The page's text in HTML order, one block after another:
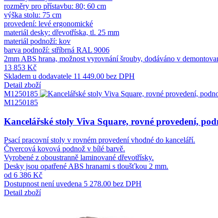
rozměry pro přístavbu: 80; 60 cm
výška stolu: 75 cm
provedení: levé ergonomické
materiál desky: dřevotříska, tl. 25 mm
materiál podnoží: kov
barva podnoží: stříbrná RAL 9006
2mm ABS hrana, možnost vyrovnání šrouby, dodáváno v
13 853 Kč
Skladem u dodavatele 11 449.00 bez DPH
Detail zboží
M1250185
M1250185
Kancelářské stoly Viva Square, rovné provedení,
Psací pracovní stoly v rovném provedení vhodné do kanceláří.
Čtvercová kovová podnož v bílé barvě.
Vyrobené z oboustranně laminované dřevotřísky.
Desky jsou opatřené ABS hranami s tloušťkou 2 mm.
od 6 386 Kč
Dostupnost není uvedena 5 278.00 bez DPH
Detail zboží